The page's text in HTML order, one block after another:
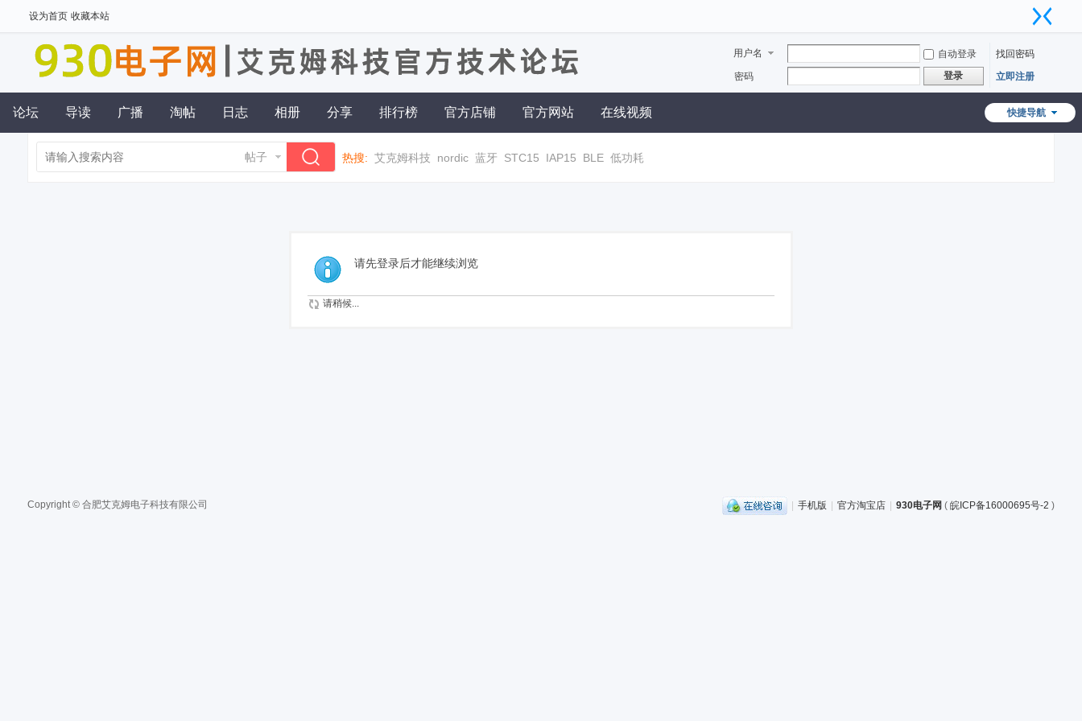
设为首页 收藏本站
用户名 自动登录
找回密码
密码
登录 立即注册
快捷导航
论坛 导读 广播 淘帖 日志 相册 分享 排行榜 官方店铺 官方网站 在线视频
帖子 热搜: 艾克姆科技 nordic 蓝牙 STC15 IAP15 BLE 低功耗
请先登录后才能继续浏览
请稍候...
| 手机版 | 官方淘宝店 | 930电子网 (皖ICP备16000695号-2 )
Copyright © 合肥艾克姆电子科技有限公司